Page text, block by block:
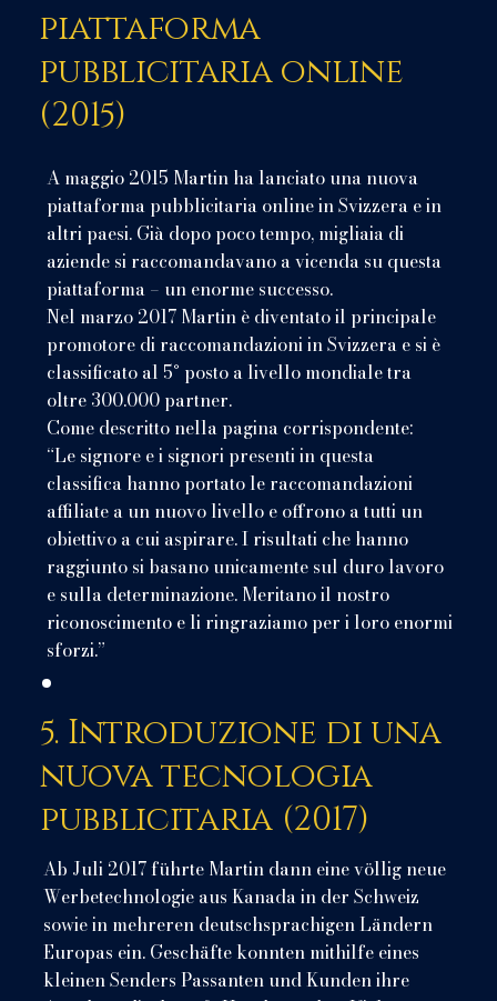
piattaforma
pubblicitaria online
(2015)
A maggio 2015 Martin ha lanciato una nuova
piattaforma pubblicitaria online in Svizzera e in
altri paesi. Già dopo poco tempo, migliaia di
aziende si raccomandavano a vicenda su questa
piattaforma – un enorme successo.
Nel marzo 2017 Martin è diventato il principale
promotore di raccomandazioni in Svizzera e si è
classificato al 5° posto a livello mondiale tra
oltre 300.000 partner.
Come descritto nella pagina corrispondente:
“Le signore e i signori presenti in questa
classifica hanno portato le raccomandazioni
affiliate a un nuovo livello e offrono a tutti un
obiettivo a cui aspirare. I risultati che hanno
raggiunto si basano unicamente sul duro lavoro
e sulla determinazione. Meritano il nostro
riconoscimento e li ringraziamo per i loro enormi
sforzi.”
5. Introduzione di una
nuova tecnologia
pubblicitaria (2017)
Ab Juli 2017 führte Martin dann eine völlig neue
Werbetechnologie aus Kanada in der Schweiz
sowie in mehreren deutschsprachigen Ländern
Europas ein. Geschäfte konnten mithilfe eines
kleinen Senders Passanten und Kunden ihre